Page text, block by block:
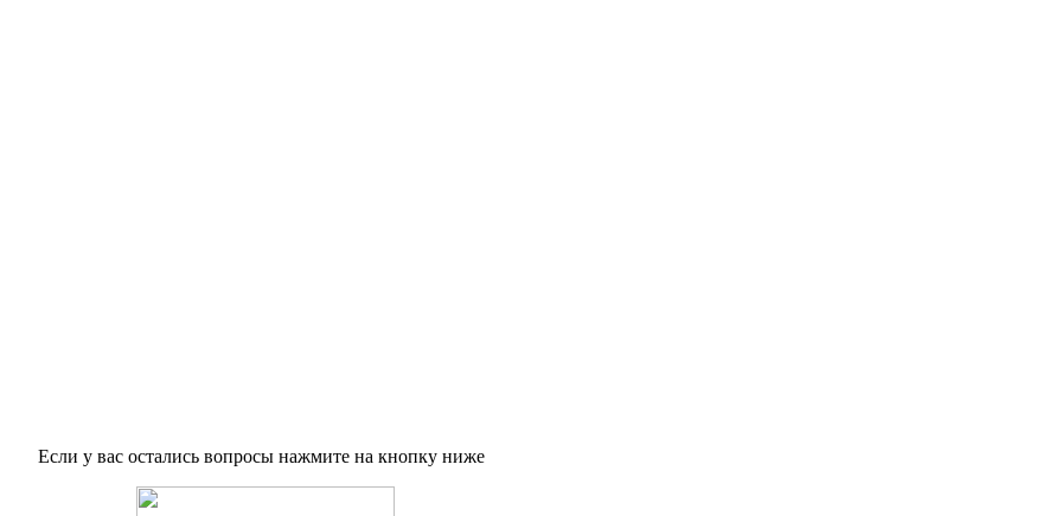
Если у вас остались вопросы нажмите на кнопку ниже